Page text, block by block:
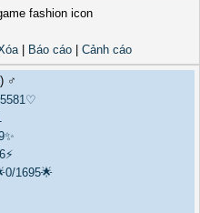
fashion icon
| Báo cáo Cảnh cáo
) ♂️
1695🌟